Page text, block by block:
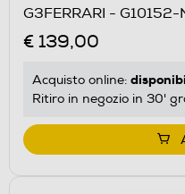
G3FERRARI -
€ 139,00
Acquisto online:
Ritiro in negozio in 30'